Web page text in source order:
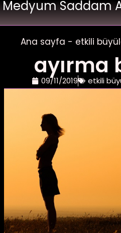
Medyum Saddam
Ana sayfa - etkili
ayırma
09/11/2019 etkili